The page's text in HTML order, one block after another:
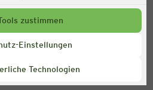
zustimmen
Einstellungen
Technologien
18 Uhr